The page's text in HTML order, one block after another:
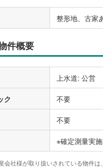
整形地、古家
件概要
上水道: 公営
ク 不要
不要
※確定測量実
会社様が取り扱いされている物件は